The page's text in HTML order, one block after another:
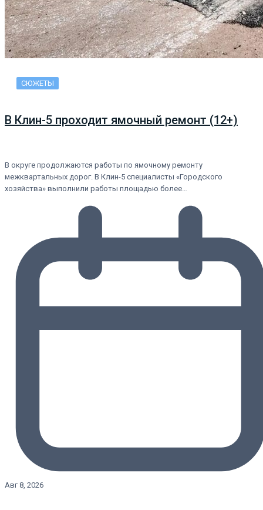
СЮЖЕТЫ
В Клин-5 проходит ямочный ремонт (12+)
В округе продолжаются работы по ямочному ремонту
межквартальных дорог. В Клин-5 специалисты «Городского
хозяйства» выполнили работы площадью более…
Авг 8, 2026